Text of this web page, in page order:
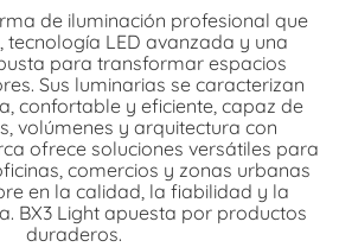
de iluminación profesional que
tecnología LED avanzada y una
para transformar espacios
Sus luminarias se caracterizan
confortable y eficiente, capaz de
volúmenes y arquitectura con
ofrece soluciones versátiles para
comercios y zonas urbanas
en la calidad, la fiabilidad y la
BX3 Light apuesta por productos
duraderos.